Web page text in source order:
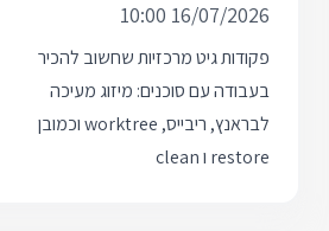
16/07/2026 10:00
פקודות גיט מרכזיות שחשוב להכיר
בעבודה עם סוכנים: מיזוג מעיכה
לבראנץ, ריבייס, worktree וכמובן
restore ו clean